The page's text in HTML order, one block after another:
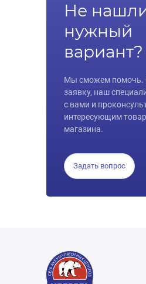
Не
нужный
вариант?
Мы сможем помочь.
заявку, наш
с вами и
интересующим
магазина.
Задать вопрос